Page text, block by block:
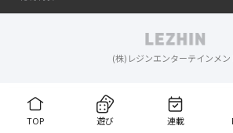
TOP 遊び 連載
(株)レジンエンターテインメン